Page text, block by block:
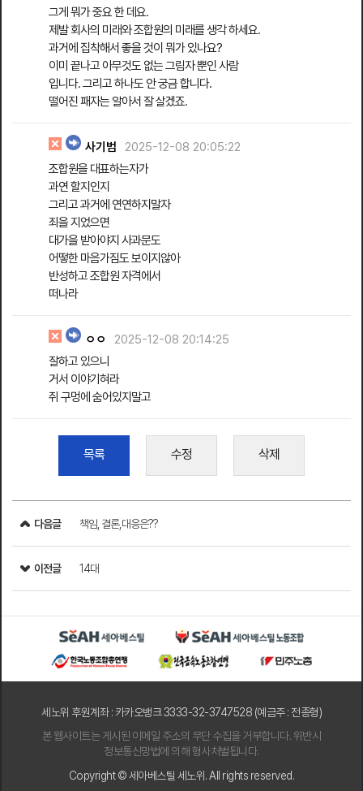
그게 뭐가 중요 한 데요.
제발 회사의 미래와 조합원의 미래를 생각 하세요.
과거에 집착해서 좋을 것이 뭐가 있나요?
이미 끝나고 아무것도 없는 그림자 뿐인 사람
입니다. 그리고 하나도 안 궁금 합니다.
떨어진 패자는 알아서 잘 살겠죠.
사기범
2025-12-08 20:05:22
조합원을 대표하는자가
과연 할지인지
그리고 과거에 연연하지말자
죄을 지었으면
대가을 받아야지 사과문도
어떻한 마음가짐도 보이지않아
반성하고 조합원 자격에서
떠나라
ㅇㅇ
2025-12-08 20:14:25
잘하고 있으니
거서 이야기혀라
쥐 구멍에 숨어있지말고
목록 수정 삭제
다음글 책임, 결론,대응은??
이전글 14대
세노위 후원계좌 : 카카오뱅크 3333-32-3747528 (예금주 : 전종형)
본 웹사이트는 게시된 이메일 주소의 무단 수집을 거부합니다. 위반시
정보통신망법에 의해 형사처벌됩니다.
Copyright © 세아베스틸 세노위. All rights reserved.